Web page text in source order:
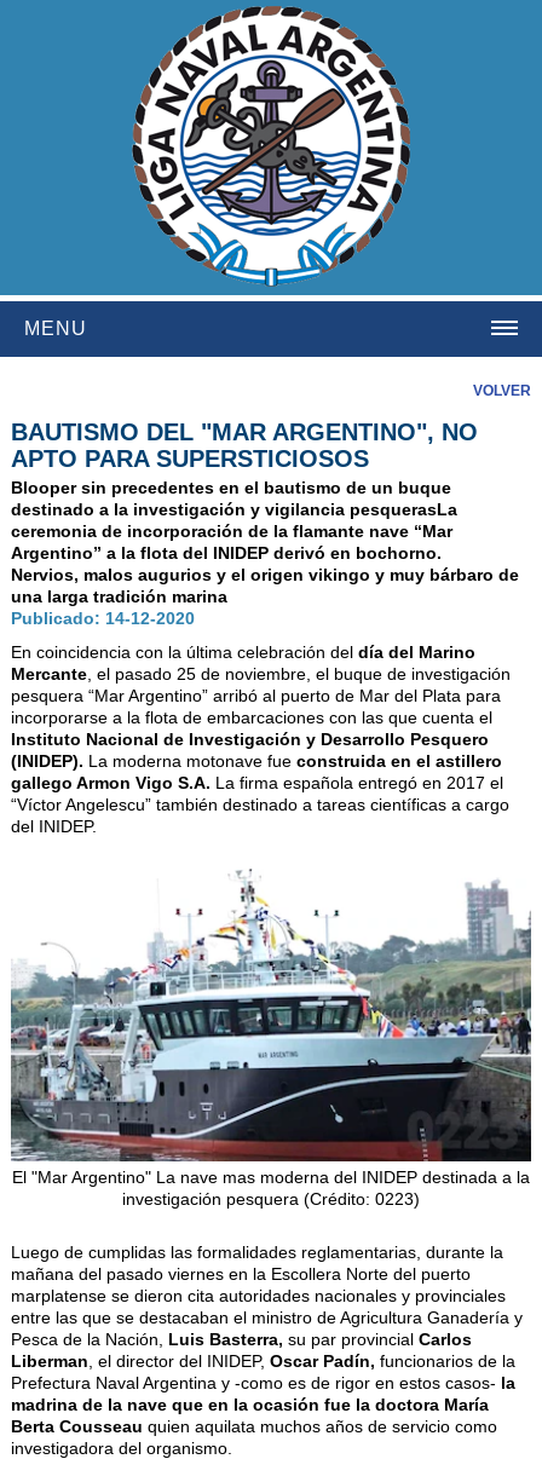
MENU
INSTITUCIONAL
NOSOTROS
HISTORIA
AUTORIDADES
BENEFICIOS
ESCUELA NÁUTICA
LINKS
SOCIOS
NEWSLETTER
VER NEWSLETTER
CONTACTO
CONTACTENOS
LIBRO DE VISITAS
VOLVER
BAUTISMO DEL "MAR ARGENTINO", NO
APTO PARA SUPERSTICIOSOS
Blooper sin precedentes en el bautismo de un buque
destinado a la investigación y vigilancia pesquerasLa
ceremonia de incorporación de la flamante nave “Mar
Argentino” a la flota del INIDEP derivó en bochorno.
Nervios, malos augurios y el origen vikingo y muy bárbaro de
una larga tradición marina
Publicado: 14-12-2020
En coincidencia con la última celebración del día del Marino
Mercante, el pasado 25 de noviembre, el buque de investigación
pesquera “Mar Argentino” arribó al puerto de Mar del Plata para
incorporarse a la flota de embarcaciones con las que cuenta el
Instituto Nacional de Investigación y Desarrollo Pesquero
(INIDEP). La moderna motonave fue construida en el astillero
gallego Armon Vigo S.A. La firma española entregó en 2017 el
“Víctor Angelescu” también destinado a tareas científicas a cargo
del INIDEP.
El "Mar Argentino" La nave mas moderna del INIDEP destinada a la
investigación pesquera (Crédito: 0223)
Luego de cumplidas las formalidades reglamentarias, durante la
mañana del pasado viernes en la Escollera Norte del puerto
marplatense se dieron cita autoridades nacionales y provinciales
entre las que se destacaban el ministro de Agricultura Ganadería y
Pesca de la Nación, Luis Basterra, su par provincial Carlos
Liberman , el director del INIDEP, Oscar Padín, funcionarios de la
Prefectura Naval Argentina y -como es de rigor en estos casos- la
madrina de la nave que en la ocasión fue la doctora María
Berta Cousseau quien aquilata muchos años de servicio como
investigadora del organismo.